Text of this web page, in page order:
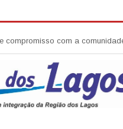
com a comunidade